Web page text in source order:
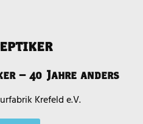
– 40 Jahre anders
Krefeld e.V.